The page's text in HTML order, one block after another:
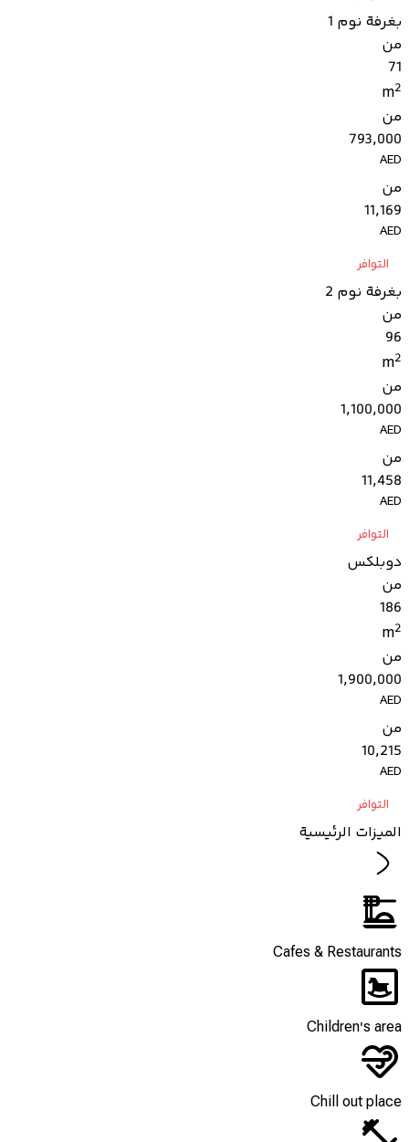
بغرفة نوم 1
من
71
m2
من
793,000
AED
من
11,169
AED
التوافر
بغرفة نوم 2
من
96
m2
من
1,100,000
AED
من
11,458
AED
التوافر
دوبلكس
من
186
m2
من
1,900,000
AED
من
10,215
AED
التوافر
الميزات الرئيسية
Cafes & Restaurants
Children's area
Chill out place